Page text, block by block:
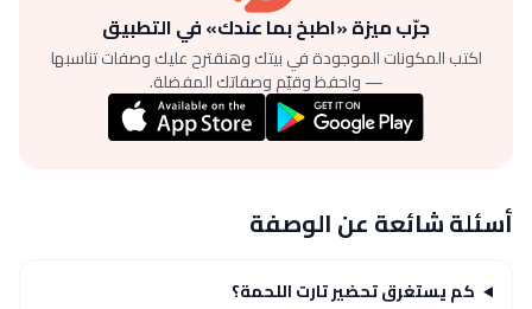
جرّب ميزة «اطبخ بما عندك» في التطبيق
اكتب المكونات الموجودة في بيتك وهنقترح عليك وصفات تناسبها
— واحفظ وقيّم وصفاتك المفضلة.
أسئلة شائعة عن الوصفة
كم يستغرق تحضير تارت اللحمة؟